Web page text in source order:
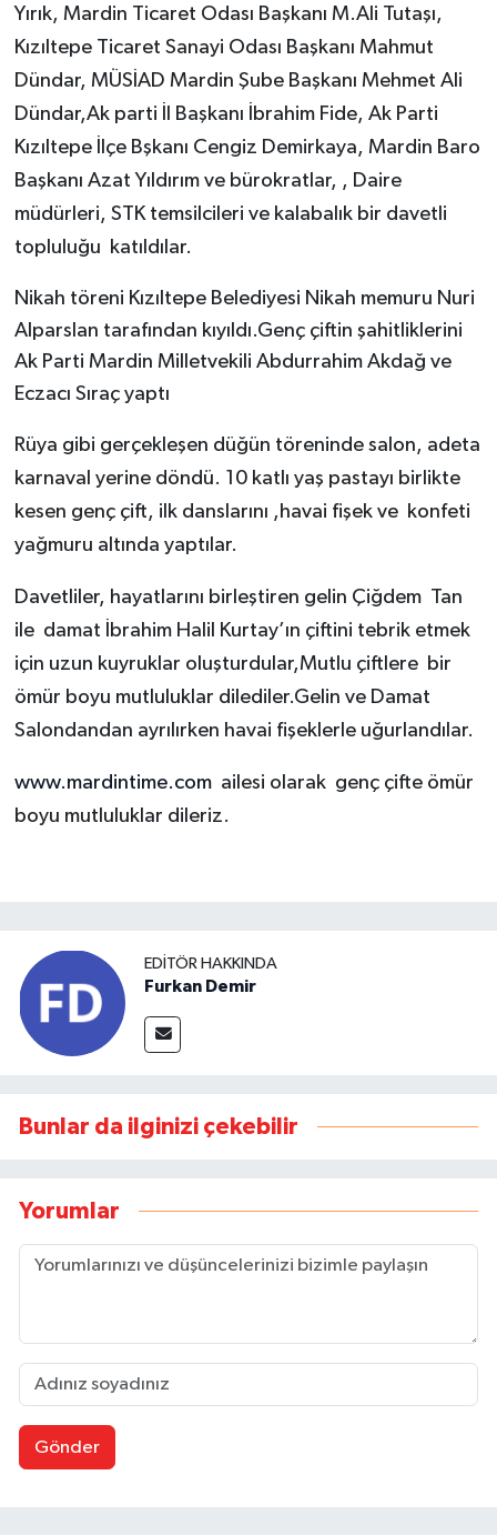
Yırık, Mardin Ticaret Odası Başkanı M.Ali Tutaşı,
KızıltepeTicaret Sanayi Odası Başkanı Mahmut
Dündar, MÜSİAD Mardin Şube Başkanı Mehmet Ali
Dündar,Ak parti İl Başkanı İbrahim Fide, Ak Parti
Kızıltepeİlçe Bşkanı Cengiz Demirkaya, Mardin Baro
Başkanı Azat Yıldırım ve bürokratlar, , Daire
müdürleri, STK temsilcileri ve kalabalık bir davetli
topluluğu katıldılar.
Nikah töreni KızıltepeBelediyesi Nikah memuru Nuri
Alparslan tarafından kıyıldı.Genç çiftin şahitliklerini
Ak Parti Mardin Milletvekili Abdurrahim Akdağ ve
Eczacı Sıraç yaptı
Rüya gibi gerçekleşen düğün töreninde salon, adeta
karnaval yerine döndü. 10 katlı yaş pastayı birlikte
kesen genç çift, ilk danslarını ,havai fişek ve konfeti
yağmuru altında yaptılar.
Davetliler, hayatlarını birleştiren gelin Çiğdem Tan
ile damat İbrahim Halil Kurtay’ın çiftini tebrik etmek
için uzun kuyruklar oluşturdular,Mutlu çiftlere bir
ömür boyu mutluluklar dilediler.Gelin ve Damat
Salondandan ayrılırken havai fişeklerle uğurlandılar.
www.mardintime.com ailesi olarak genç çifte ömür
boyu mutluluklar dileriz.
EDITÖR HAKKINDA
Furkan Demir
Bunlar da ilginizi çekebilir
Yorumlar
Gönder